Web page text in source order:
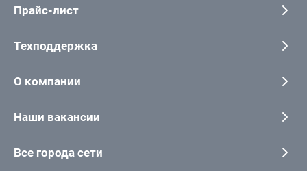
Прайс-лист
Техподдержка
О компании
Наши вакансии
Все города сети